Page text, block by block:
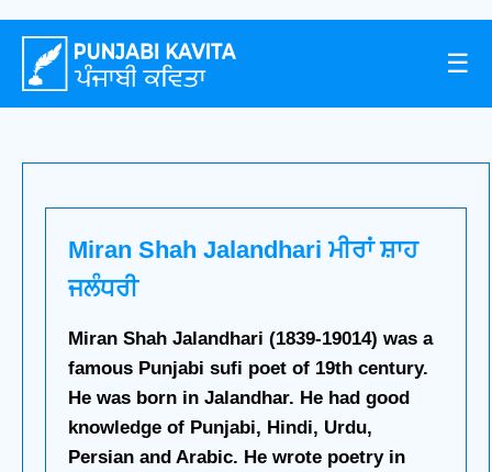
☰
Miran Shah Jalandhari ਮੀਰਾਂ ਸ਼ਾਹ
ਜਲੰਧਰੀ
Miran Shah Jalandhari (1839-19014) was a
famous Punjabi sufi poet of 19th century.
He was born in Jalandhar. He had good
knowledge of Punjabi, Hindi, Urdu,
Persian and Arabic. He wrote poetry in